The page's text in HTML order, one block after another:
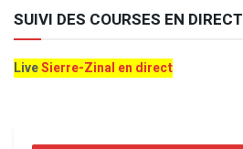
SUIVI DES COURSES EN DIRECT
LiveSierre-Zinal en direct